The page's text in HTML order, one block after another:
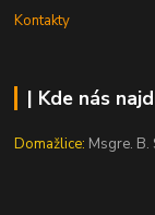
Kontakty
| Kde nás
Domažlice: Msgre. B.